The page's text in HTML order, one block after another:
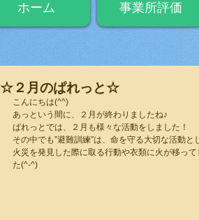
ホーム 事業所評価
☆２月のぱれっと☆
こんにちは(^^)
あっという間に、２月が終わりましたね♪
ぱれっとでは、２月も様々な活動をしました！
その中でも”避難訓練”は、命を守る大切な活動
火災を発見した際に取る行動や衣類に火が移っ
た(^-^)